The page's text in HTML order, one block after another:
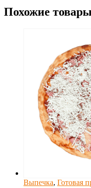
Похожие товары
Выпечка, Готовая